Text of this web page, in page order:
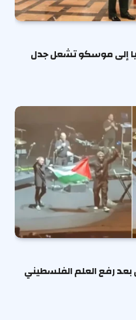
إلى موسكو تشعل جدل
رفع العلم الفلسطيني